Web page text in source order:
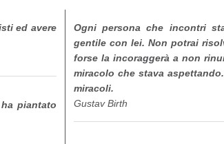
ed avere
piantato
Ogni persona che incontri
gentile con lei. Non potrai
forse la incoraggerà a non
miracolo che stava
miracoli.
Gustav Birth